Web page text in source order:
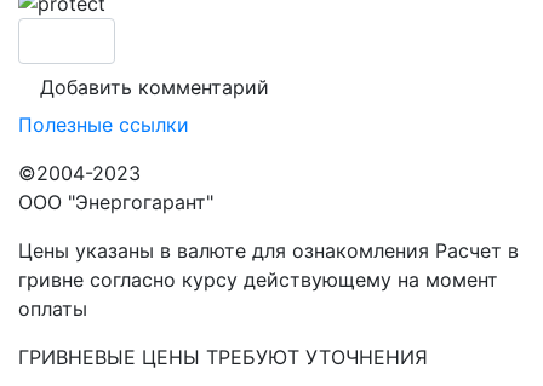
Полезные ссылки
©2004-2023
ООО "Энергогарант"
Цены указаны в валюте для ознакомления Расчет в
гривне согласно курсу действующему на момент
оплаты
ГРИВНЕВЫЕ ЦЕНЫ ТРЕБУЮТ УТОЧНЕНИЯ